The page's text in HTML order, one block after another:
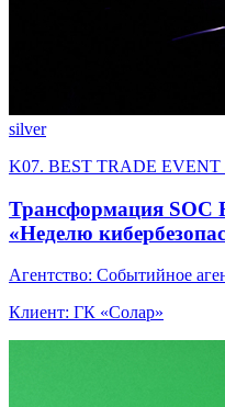
silver
K07. BEST TRADE EVENT
Трансформация SOC
«Неделю
Агентство: Событийное
Клиент: ГК «Солар»